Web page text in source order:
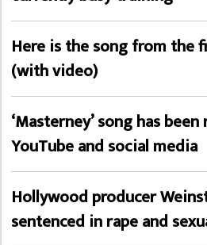
Here is the song from the
(with video)
‘Masterney’ song has
YouTube and social media
Hollywood producer
sentenced in rape and